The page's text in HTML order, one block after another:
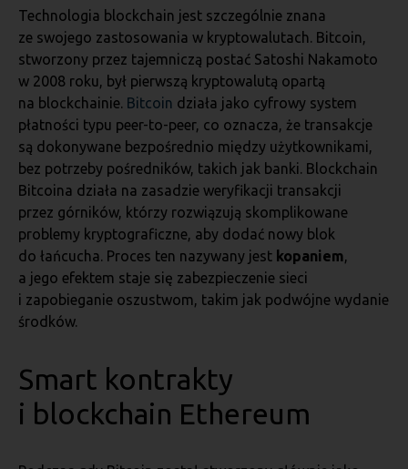
Technologia blockchain jest szczególnie znana
ze swojego zastosowania w kryptowalutach. Bitcoin,
stworzony przez tajemniczą postać Satoshi Nakamoto
w 2008 roku, był pierwszą kryptowalutą opartą
na blockchainie. Bitcoin działa jako cyfrowy system
płatności typu peer-to-peer, co oznacza, że transakcje
są dokonywane bezpośrednio między użytkownikami,
bez potrzeby pośredników, takich jak banki. Blockchain
Bitcoina działa na zasadzie weryfikacji transakcji
przez górników, którzy rozwiązują skomplikowane
problemy kryptograficzne, aby dodać nowy blok
do łańcucha. Proces ten nazywany jest kopaniem,
a jego efektem staje się zabezpieczenie sieci
i zapobieganie oszustwom, takim jak podwójne wydanie
środków.
Smart kontrakty
i blockchain Ethereum